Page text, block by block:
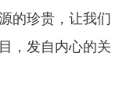
的珍贵，让我们
，发自内心的关